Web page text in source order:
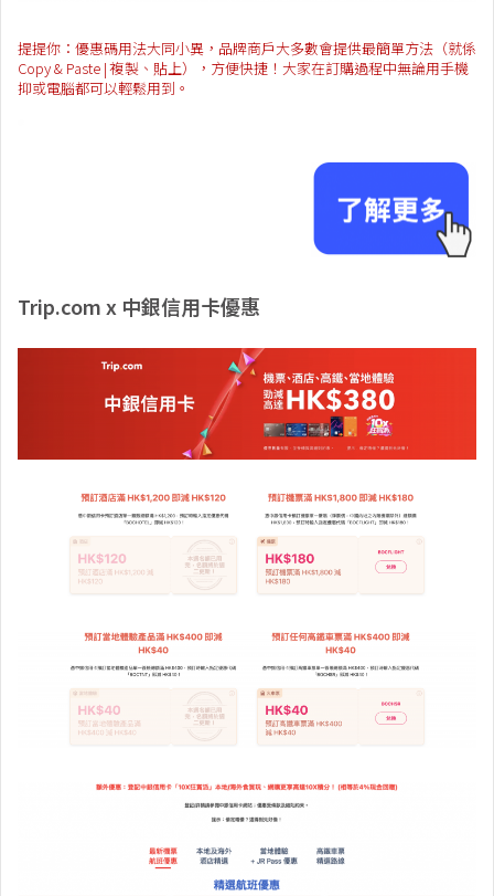
提提你：優惠碼用法大同小異，品牌商戶大多數會提供最簡單方法（就係
Copy & Paste | 複製、貼上），方便快捷！大家在訂購過程中無論用手機
抑或電腦都可以輕鬆用到。
Trip.com x 中銀信用卡優惠